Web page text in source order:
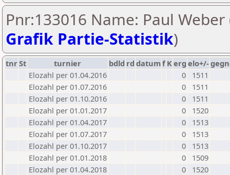
Pnr:133016 Name: Paul Weber
Grafik Partie-Statistik)
tnrSt turnier bdld rd datumf Kerg elo+/-
Elozahl per 01.04.2016
0
1511
Elozahl per 01.07.2016
0
1511
Elozahl per 01.10.2016
0
1511
Elozahl per 01.01.2017
0
1520
Elozahl per 01.04.2017
0
1513
Elozahl per 01.07.2017
0
1513
Elozahl per 01.10.2017
0
1513
Elozahl per 01.01.2018
0
1509
Elozahl per 01.04.2018
0
1520